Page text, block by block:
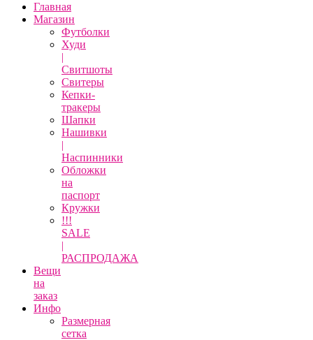
Главная
Магазин
Футболки
Худи
|
Свитшоты
Свитеры
Кепки-
тракеры
Шапки
Нашивки
|
Наспинники
Обложки
на
паспорт
Кружки
!!!
SALE
|
РАСПРОДАЖА
Вещи
на
заказ
Инфо
Размерная
сетка